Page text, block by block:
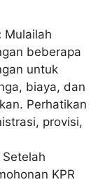
Mulailah
beberapa
untuk
biaya, dan
Perhatikan
provisi,
Setelah
KPR